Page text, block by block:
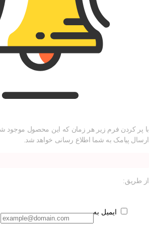
با پر کردن فرم زیر هر زمان که این محصول موجود
ارسال پیامک به شما اطلاع رسانی خواهد شد.
از طریق:
ایمیل به